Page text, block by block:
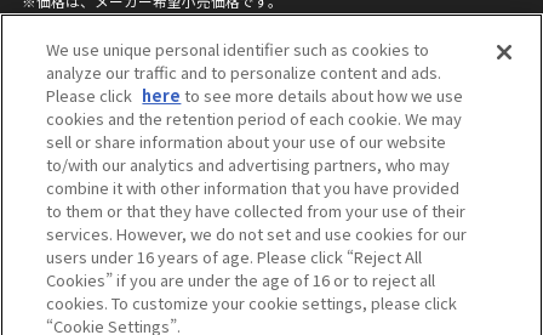
ざいますのでご了承ください。
privacypolicy
Do Not Sell or Share My
Personal Information
ウェブサイトご利用条件
ソーシャルメディアポリシー
個人情報保護方針
お問い合わせ
©BANDAI
We use unique personal identifier such as cookies to
analyze our traffic and to personalize content and ads.
Please click here to see more details about how we use
cookies and the retention period of each cookie. We may
sell or share information about your use of our website
to/with our analytics and advertising partners, who may
combine it with other information that you have provided
to them or that they have collected from your use of their
services. However, we do not set and use cookies for our
users under 16 years of age. Please click “Reject All
Cookies” if you are under the age of 16 or to reject all
cookies. To customize your cookie settings, please click
“Cookie Settings”.